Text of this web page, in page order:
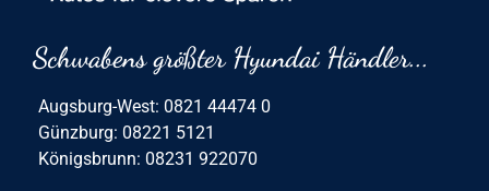
Schwabens größter Hyundai Händler...
Augsburg-West: 0821 44474 0
Günzburg: 08221 5121
Königsbrunn: 08231 922070